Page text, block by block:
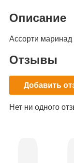
Описание
Ассорти маринад
Отзывы
Добавить
Нет ни одного